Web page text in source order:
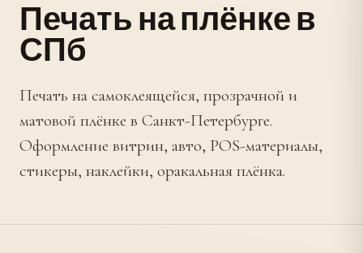
Печать на плёнке в
СПб
Печать на самоклеящейся, прозрачной и
матовой плёнке в Санкт-Петербурге.
Оформление витрин, авто, POS-материалы,
стикеры, наклейки, оракальная плёнка.